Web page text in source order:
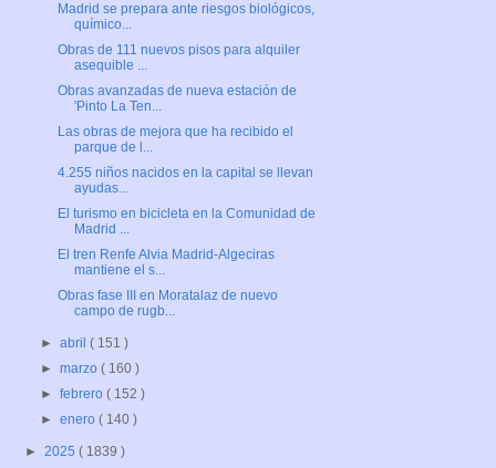
Madrid se prepara ante riesgos biológicos,
químico...
Obras de 111 nuevos pisos para alquiler
asequible ...
Obras avanzadas de nueva estación de
'Pinto La Ten...
Las obras de mejora que ha recibido el
parque de l...
4.255 niños nacidos en la capital se llevan
ayudas...
El turismo en bicicleta en la Comunidad de
Madrid ...
El tren Renfe Alvia Madrid-Algeciras
mantiene el s...
Obras fase III en Moratalaz de nuevo
campo de rugb...
►abril( 151 )
►marzo( 160 )
►febrero( 152 )
►enero( 140 )
► 2025 ( 1839 )